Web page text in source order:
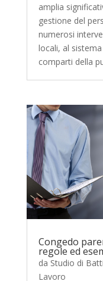
amplia
gestione del
numerosi
locali, al
comparti della
Congedo
regole ed
da Studio di
Lavoro